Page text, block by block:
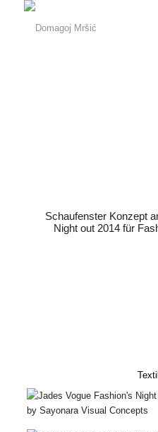
Schaufenster Konzept
Night out 2014 für